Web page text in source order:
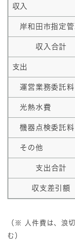
収入
岸和田市指定管
収入合計
支出
運営業務委託料
光熱水費
機器点検委託料
その他
支出合計
収支差引額
（※ 人件費は、浪
む）